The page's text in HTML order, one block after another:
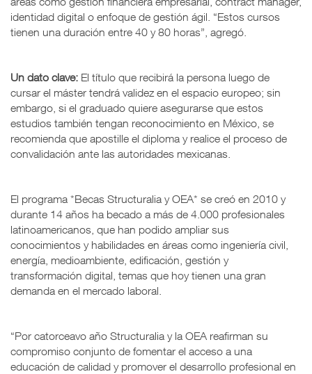
identidad digital o enfoque de gestión ágil. “Estos cursos
tienen una duración entre 40 y 80 horas”, agregó.
Un dato clave: El título que recibirá la persona luego de
cursar el máster tendrá validez en el espacio europeo; sin
embargo, si el graduado quiere asegurarse que estos
estudios también tengan reconocimiento en México, se
recomienda que apostille el diploma y realice el proceso de
convalidación ante las autoridades mexicanas.
El programa *Becas Structuralia y OEA* se creó en 2010 y
durante 14 años ha becado a más de 4.000 profesionales
latinoamericanos, que han podido ampliar sus
conocimientos y habilidades en áreas como ingeniería civil,
energía, medioambiente, edificación, gestión y
transformación digital, temas que hoy tienen una gran
demanda en el mercado laboral.
“Por catorceavo año Structuralia y la OEA reafirman su
compromiso conjunto de fomentar el acceso a una
educación de calidad y promover el desarrollo profesional en